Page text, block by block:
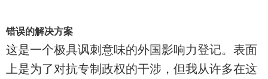
错误的解决方案
这是一个极具讽刺意味的外国影响力登记。表面
上是为了对抗专制政权的干涉，但我从许多在这